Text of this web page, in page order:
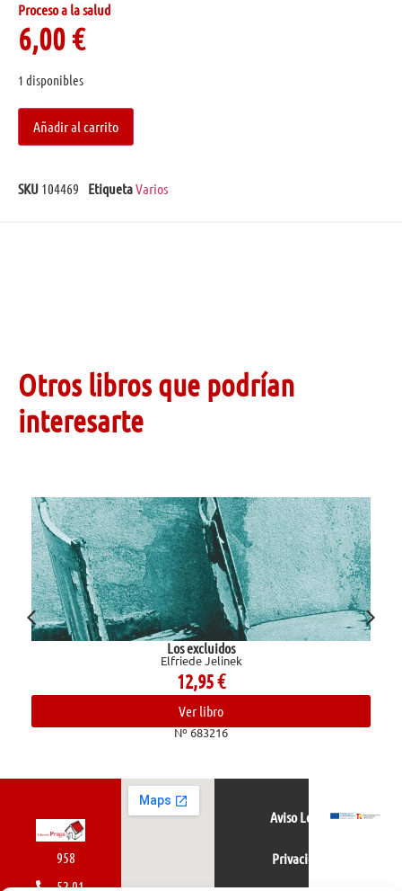
Proceso a la salud
6,00€
1 disponibles
Añadir al carrito
SKU 104469 EtiquetaVarios
Otros libros que podrían
interesarte
Los excluidos
Elfriede Jelinek
12,95€
Ver libro
Nº 683216
958
52 01
Aviso Legal
Privacidad